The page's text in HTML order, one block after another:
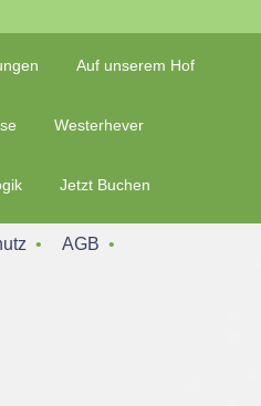
Auf unserem Hof
Westerhever
Jetzt Buchen
‌ • ‌ AGB ‌ • ‌